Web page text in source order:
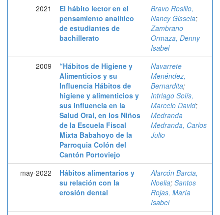
2021
El hábito lector en el
pensamiento analítico
de estudiantes de
bachillerato
Bravo Rosillo,
Nancy Gissela;
Zambrano
Ormaza, Denny
Isabel
2009
“Hábitos de Higiene y
Alimenticios y su
Influencia Hábitos de
higiene y alimenticios y
sus influencia en la
Salud Oral, en los Niños
de la Escuela Fiscal
Mixta Babahoyo de la
Parroquia Colón del
Cantón Portoviejo
Navarrete
Menéndez,
Bernardita;
Intriago Solís,
Marcelo David;
Medranda
Medranda, Carlos
Julio
may-2022
Hábitos alimentarios y
su relación con la
erosión dental
Alarcón Barcia,
Noelia; Santos
Rojas, María
Isabel